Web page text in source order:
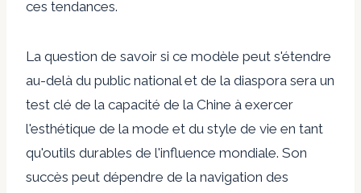
ces tendances.
La question de savoir si ce modèle peut s'étendre
au-delà du public national et de la diaspora sera un
test clé de la capacité de la Chine à exercer
l'esthétique de la mode et du style de vie en tant
qu'outils durables de l'influence mondiale. Son
succès peut dépendre de la navigation des